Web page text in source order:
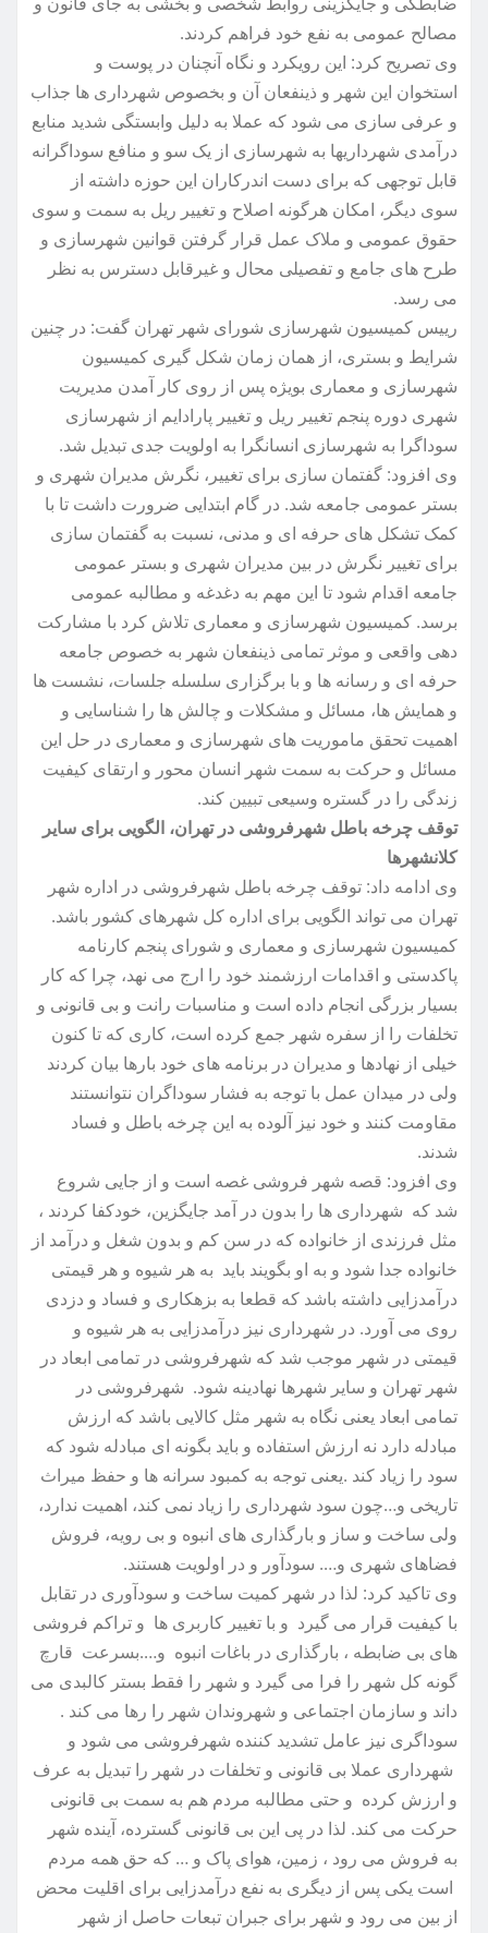
مصالح عمومی به نفع خود فراهم کردند.
وی تصریح کرد: این رویکرد و نگاه آنچنان در پوست و
استخوان این شهر و ذینفعان آن و بخصوص شهرداری ها جذاب
و عرفی سازی می شود که عملا به دلیل وابستگی شدید منابع
درآمدی شهرداریها به شهرسازی از یک سو و منافع سوداگرانه
قابل توجهی که برای دست اندرکاران این حوزه داشته از
سوی دیگر، امکان هرگونه اصلاح و تغییر ریل به سمت و سوی
حقوق عمومی و ملاک عمل قرار گرفتن قوانین شهرسازی و
طرح های جامع و تفصیلی محال و غیرقابل دسترس به نظر
می رسد.
رییس کمیسیون شهرسازی شورای شهر تهران گفت: در چنین
شرایط و بستری، از همان زمان شکل گیری کمیسیون
شهرسازی و معماری بویژه پس از روی کار آمدن مدیریت
شهری دوره پنجم تغییر ریل و تغییر پارادایم از شهرسازی
سوداگرا به شهرسازی انسانگرا به اولویت جدی تبدیل شد.
وی افزود: گفتمان سازی برای تغییر، نگرش مدیران شهری و
بستر عمومی جامعه شد. در گام ابتدایی ضرورت داشت تا با
کمک تشکل های حرفه ای و مدنی، نسبت به گفتمان سازی
برای تغییر نگرش در بین مدیران شهری و بستر عمومی
جامعه اقدام شود تا این مهم به دغدغه و مطالبه عمومی
برسد. کمیسیون شهرسازی و معماری تلاش کرد با مشارکت
دهی واقعی و موثر تمامی ذینفعان شهر به خصوص جامعه
حرفه ای و رسانه ها و با برگزاری سلسله جلسات، نشست ها
و همایش ها، مسائل و مشکلات و چالش ها را شناسایی و
اهمیت تحقق ماموریت های شهرسازی و معماری در حل این
مسائل و حرکت به سمت شهر انسان محور و ارتقای کیفیت
زندگی را در گستره وسیعی تبیین کند.
توقف چرخه باطل شهرفروشی در تهران، الگویی برای سایر
کلانشهرها
وی ادامه داد: توقف چرخه باطل شهرفروشی در اداره شهر
تهران می تواند الگویی برای اداره کل شهرهای کشور باشد.
کمیسیون شهرسازی و معماری و شورای پنجم کارنامه
پاکدستی و اقدامات ارزشمند خود را ارج می نهد، چرا که کار
بسیار بزرگی انجام داده است و مناسبات رانت و بی قانونی و
تخلفات را از سفره شهر جمع کرده است، کاری که تا کنون
خیلی از نهادها و مدیران در برنامه های خود بارها بیان کردند
ولی در میدان عمل با توجه به فشار سوداگران نتوانستند
مقاومت کنند و خود نیز آلوده به این چرخه باطل و فساد
شدند.
وی افزود: قصه شهر فروشی غصه است و از جایی شروع
شد که شهرداری ها را بدون در آمد جایگزین، خودکفا کردند ،
مثل فرزندی از خانواده که در سن کم و بدون شغل و درآمد از
خانواده جدا شود و به او بگویند باید به هر شیوه و هر قیمتی
درآمدزایی داشته باشد که قطعا به بزهکاری و فساد و دزدی
روی می آورد. در شهرداری نیز درآمدزایی به هر شیوه و
قیمتی در شهر موجب شد که شهرفروشی در تمامی ابعاد در
شهر تهران و سایر شهرها نهادینه شود. شهرفروشی در
تمامی ابعاد یعنی نگاه به شهر مثل کالایی باشد که ارزش
مبادله دارد نه ارزش استفاده و باید بگونه ای مبادله شود که
سود را زیاد کند .یعنی توجه به کمبود سرانه ها و حفظ میراث
تاریخی و…چون سود شهرداری را زیاد نمی کند، اهمیت ندارد،
ولی ساخت و ساز و بارگذاری های انبوه و بی رویه، فروش
فضاهای شهری و…. سودآور و در اولویت هستند.
وی تاکید کرد: لذا در شهر کمیت ساخت و سودآوری در تقابل
با کیفیت قرار می گیرد و با تغییر کاربری ها و تراکم فروشی
های بی ضابطه ، بارگذاری در باغات انبوه و….بسرعت قارچ
گونه کل شهر را فرا می گیرد و شهر را فقط بستر کالبدی می
داند و سازمان اجتماعی و شهروندان شهر را رها می کند .
سوداگری نیز عامل تشدید کننده شهرفروشی می شود و
شهرداری عملا بی قانونی و تخلفات در شهر را تبدیل به عرف
و ارزش کرده و حتی مطالبه مردم هم به سمت بی قانونی
حرکت می کند. لذا در پی این بی قانونی گسترده، آینده شهر
به فروش می رود ، زمین، هوای پاک و … که حق همه مردم
است یکی پس از دیگری به نفع درآمدزایی برای اقلیت محض
از بین می رود و شهر برای جبران تبعات حاصل از شهر